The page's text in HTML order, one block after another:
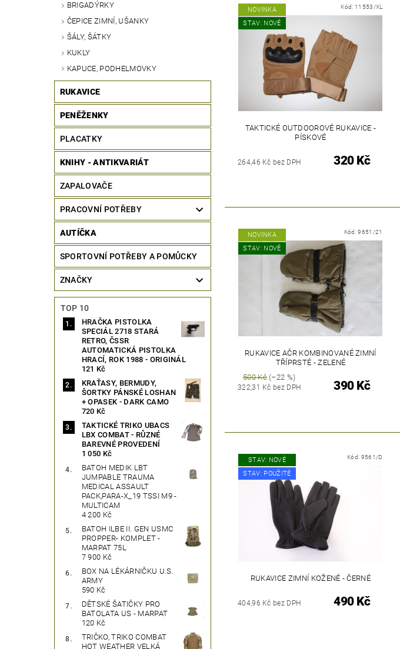
BRIGADÝRKY
ČEPICE ZIMNÍ, UŠANKY
ŠÁLY, ŠÁTKY
KUKLY
KAPUCE, PODHELMOVKY
RUKAVICE
PENĚŽENKY
PLACATKY
KNIHY - ANTIKVARIÁT
ZAPALOVAČE
PRACOVNÍ POTŘEBY
AUTÍČKA
SPORTOVNÍ POTŘEBY A POMŮCKY
ZNAČKY
TOP 10
HRAČKA PISTOLKA
SPECIÁL 2718 STARÁ
RETRO, ČSSR
AUTOMATICKÁ PISTOLKA
HRACÍ, ROK 1988 - ORIGINÁL
121 Kč
KRAŤASY, BERMUDY,
ŠORTKY PÁNSKÉ LOSHAN
+ OPASEK - DARK CAMO
720 Kč
TAKTICKÉ TRIKO UBACS
LBX COMBAT - RŮZNÉ
BAREVNÉ PROVEDENÍ
1 050 Kč
BATOH MEDIK LBT
JUMPABLE TRAUMA
MEDICAL ASSAULT
PACK,PARA-X_19 TSSI M9 -
MULTICAM
4 200 Kč
BATOH ILBE II. GEN USMC
PROPPER- KOMPLET -
MARPAT 75L
7 900 Kč
BOX NA LÉKÁRNIČKU U.S.
ARMY
590 Kč
DĚTSKÉ ŠATIČKY PRO
BATOLATA US - MARPAT
120 Kč
TRIČKO, TRIKO COMBAT
HOT WEATHER VELKÁ
NOVINKA
STAV: NOVÉ
Kód: 11553/XL
TAKTICKÉ OUTDOOROVÉ RUKAVICE -
PÍSKOVÉ
264,46 Kč bez DPH 320 Kč
NOVINKA
STAV: NOVÉ
Kód:9651/21
RUKAVICE AČR KOMBINOVANÉ ZIMNÍ
TŘÍPRSTÉ - ZELENÉ
500 Kč(–22 %)
322,31 Kč bez DPH 390 Kč
STAV: NOVÉ
STAV: POUŽITÉ
Kód: 9561/D
RUKAVICE ZIMNÍ KOŽENÉ - ČERNÉ
404,96 Kč bez DPH 490 Kč